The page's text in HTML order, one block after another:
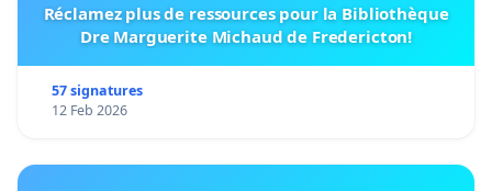
Réclamez plus de ressources pour la Bibliothèque
Dre Marguerite Michaud de Fredericton!
57 signatures
12 Feb 2026